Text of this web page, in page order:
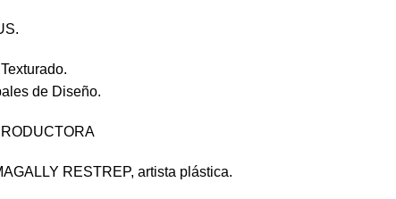
de Diseño.
RESTREP, artista plástica.